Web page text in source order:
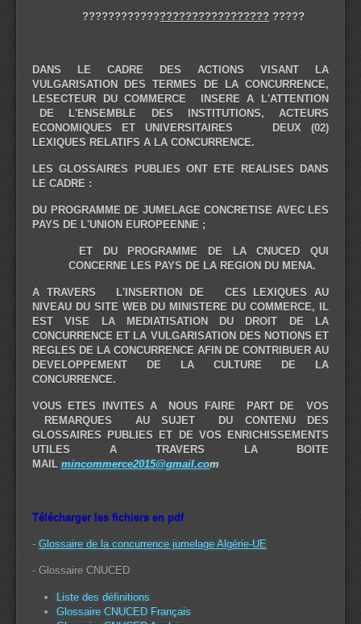
?????
?????????????????
????????????
DANS LE CADRE DES ACTIONS VISANT LA
VULGARISATION DES TERMES DE LA CONCURRENCE,
LES ECTEUR DU COMMERCE INSERE A L'ATTENTION
DE L'ENSEMBLE DES INSTITUTIONS, ACTEURS
ECONOMIQUES ET UNIVERSITAIRES DEUX (02)
LEXIQUES RELATIFS A LA CONCURRENCE.
LES GLOSSAIRES PUBLIES ONT ETE REALISES DANS
LE CADRE :
DU PROGRAMME DE JUMELAGE CONCRETISE AVEC LES
PAYS DE L'UNION EUROPEENNE ;
ET DU PROGRAMME DE LACNUCEDQUI
CONCERNE LES PAYS DE LA REGION DU MENA.
A TRAVERS L'INSERTION DE CES LEXIQUES AU
NIVEAU DU SITE WEB DU MINISTERE DU COMMERCE, IL
EST VISE LA MEDIATISATION DU DROIT DE LA
CONCURRENCE ET LA VULGARISATION DES NOTIONS ET
REGLES DE LA CONCURRENCE AFIN DE CONTRIBUER AU
DEVELOPPEMENT DE LA CULTURE DE LA
CONCURRENCE.
VOUS ETES INVITES A NOUS FAIRE PART DE VOS
REMARQUES AU SUJET DU CONTENU DES
GLOSSAIRES PUBLIES ET DE VOS ENRICHISSEMENTS
UTILES A TRAVERS LA BOITE
MAIL mincommerce2015@gmail.com
Télécharger les fichiers en pdf
- Glossaire de la concurrence jumelage Algérie-UE
- Glossaire CNUCED
Liste des définitions
Glossaire CNUCED Français